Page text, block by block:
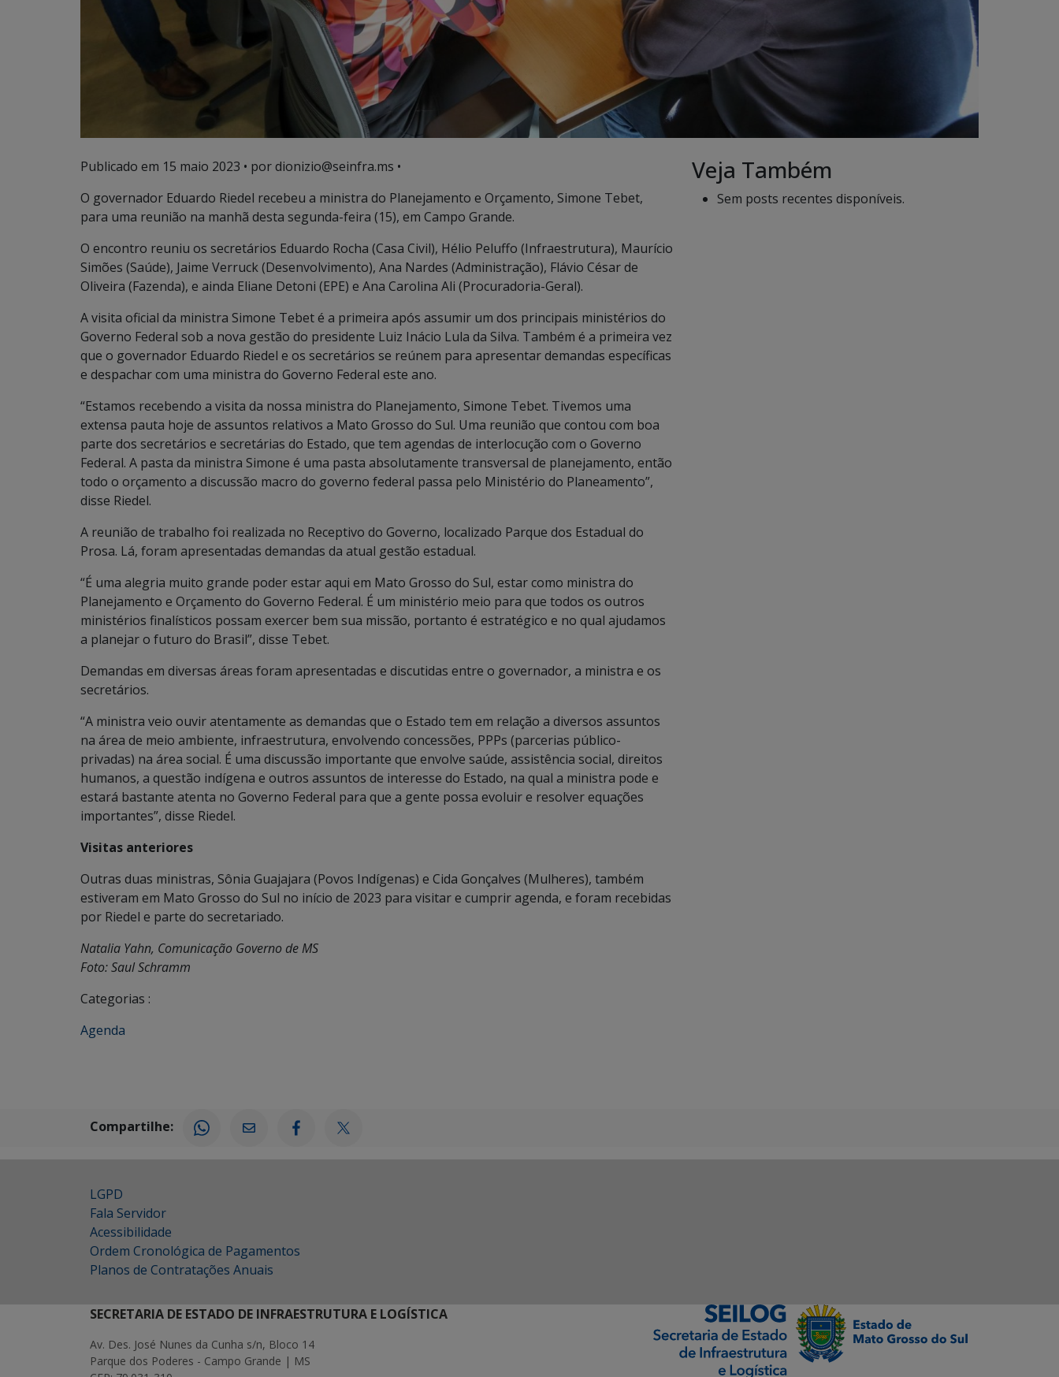
Publicado em 15 maio 2023 • por dionizio@seinfra.ms •
O governador Eduardo Riedel recebeu a ministra do Planejamento e Orçamento, Simone Tebet,
para uma reunião na manhã desta segunda-feira (15), em Campo Grande.
O encontro reuniu os secretários Eduardo Rocha (Casa Civil), Hélio Peluffo (Infraestrutura), Maurício
Simões (Saúde), Jaime Verruck (Desenvolvimento), Ana Nardes (Administração), Flávio César de
Oliveira (Fazenda), e ainda Eliane Detoni (EPE) e Ana Carolina Ali (Procuradoria-Geral).
A visita oficial da ministra Simone Tebet é a primeira após assumir um dos principais ministérios do
Governo Federal sob a nova gestão do presidente Luiz Inácio Lula da Silva. Também é a primeira vez
que o governador Eduardo Riedel e os secretários se reúnem para apresentar demandas específicas
e despachar com uma ministra do Governo Federal este ano.
“Estamos recebendo a visita da nossa ministra do Planejamento, Simone Tebet. Tivemos uma
extensa pauta hoje de assuntos relativos a Mato Grosso do Sul. Uma reunião que contou com boa
parte dos secretários e secretárias do Estado, que tem agendas de interlocução com o Governo
Federal. A pasta da ministra Simone é uma pasta absolutamente transversal de planejamento, então
todo o orçamento a discussão macro do governo federal passa pelo Ministério do Planeamento”,
disse Riedel.
A reunião de trabalho foi realizada no Receptivo do Governo, localizado Parque dos Estadual do
Prosa. Lá, foram apresentadas demandas da atual gestão estadual.
“É uma alegria muito grande poder estar aqui em Mato Grosso do Sul, estar como ministra do
Planejamento e Orçamento do Governo Federal. É um ministério meio para que todos os outros
ministérios finalísticos possam exercer bem sua missão, portanto é estratégico e no qual ajudamos
a planejar o futuro do Brasil”, disse Tebet.
Demandas em diversas áreas foram apresentadas e discutidas entre o governador, a ministra e os
secretários.
“A ministra veio ouvir atentamente as demandas que o Estado tem em relação a diversos assuntos
na área de meio ambiente, infraestrutura, envolvendo concessões, PPPs (parcerias público-
privadas) na área social. É uma discussão importante que envolve saúde, assistência social, direitos
humanos, a questão indígena e outros assuntos de interesse do Estado, na qual a ministra pode e
estará bastante atenta no Governo Federal para que a gente possa evoluir e resolver equações
importantes”, disse Riedel.
Visitas anteriores
Outras duas ministras, Sônia Guajajara (Povos Indígenas) e Cida Gonçalves (Mulheres), também
estiveram em Mato Grosso do Sul no início de 2023 para visitar e cumprir agenda, e foram recebidas
por Riedel e parte do secretariado.
Natalia Yahn, Comunicação Governo de MS
Foto: Saul Schramm
Categorias :
Agenda
Veja Também
Sem posts recentes disponíveis.
Compartilhe:
LGPD
Fala Servidor
Acessibilidade
Ordem Cronológica de Pagamentos
Planos de Contratações Anuais
SECRETARIA DE ESTADO DE INFRAESTRUTURA E LOGÍSTICA
Av. Des. José Nunes da Cunha s/n, Bloco 14
Parque dos Poderes - Campo Grande | MS